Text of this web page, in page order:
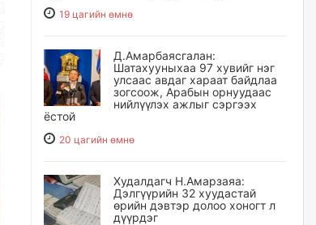
19 цагийн өмнө
Д.Амарбаясгалан:
Шатахууныхаа 97 хувийг нэг
улсаас авдаг хараат байдлаа
зогсоож, Арабын орнуудаас
нийлүүлэх ажлыг сэргээх
ёстой
20 цагийн өмнө
Худалдагч Н.Амарзаяа:
Дэлгүүрийн 32 хуудастай
өрийн дэвтэр долоо хоногт л
дүүрдэг